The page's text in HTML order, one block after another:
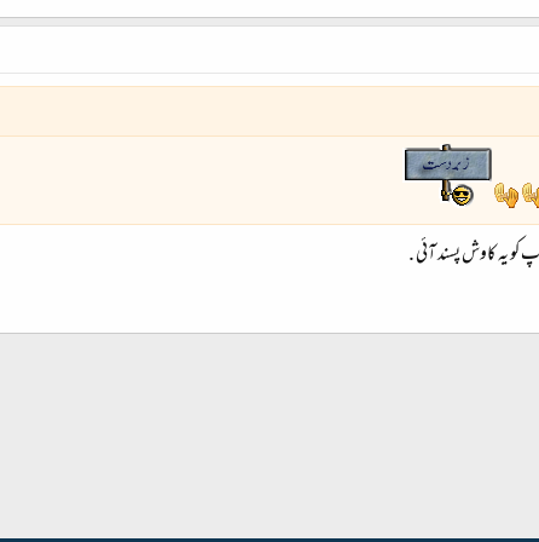
یہ کاوش پسند آئی .